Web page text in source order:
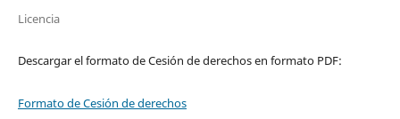
Licencia
Descargar el formato de Cesión de derechos en formato PDF:
Formato de Cesión de derechos